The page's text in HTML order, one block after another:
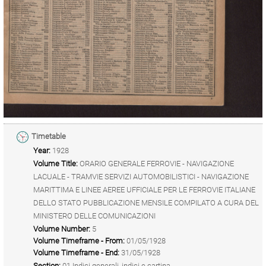
Timetable
Year: 1928
Volume Title: ORARIO GENERALE FERROVIE - NAVIGAZIONE
LACUALE - TRAMVIE SERVIZI AUTOMOBILISTICI - NAVIGAZIONE
MARITTIMA E LINEE AEREE UFFICIALE PER LE FERROVIE ITALIANE
DELLO STATO PUBBLICAZIONE MENSILE COMPILATO A CURA DEL
MINISTERO DELLE COMUNICAZIONI
Volume Number: 5
Volume Timeframe - From: 01/05/1928
Volume Timeframe - End: 31/05/1928